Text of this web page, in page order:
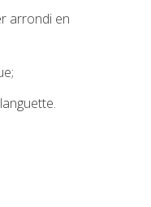
arrondi en